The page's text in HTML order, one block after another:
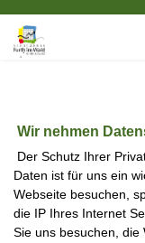
Wir nehmen
Der Schutz Ihrer
Daten ist für uns ein
Webseite besuchen,
die IP Ihres Internet
Sie uns besuchen, die